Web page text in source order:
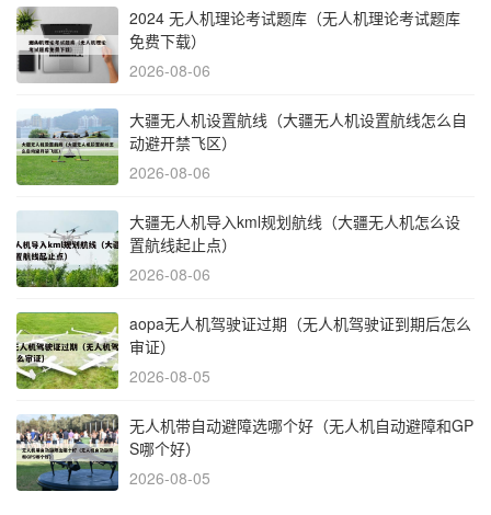
2024 无人机理论考试题库（无人机理论考试题库
免费下载）
2026-08-06
大疆无人机设置航线（大疆无人机设置航线怎么自
动避开禁飞区）
2026-08-06
大疆无人机导入kml规划航线（大疆无人机怎么设
置航线起止点）
2026-08-06
aopa无人机驾驶证过期（无人机驾驶证到期后怎么
审证）
2026-08-05
无人机带自动避障选哪个好（无人机自动避障和GP
S哪个好）
2026-08-05